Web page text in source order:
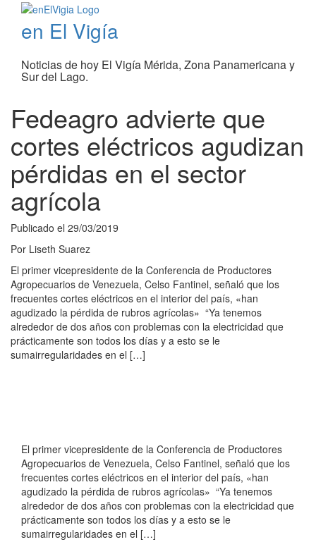
en El Vigía
Noticias de hoy El Vigía Mérida, Zona Panamericana y
Sur del Lago.
Fedeagro advierte que
cortes eléctricos agudizan
pérdidas en el sector
agrícola
Publicado el 29/03/2019
Por Liseth Suarez
El primer vicepresidente de la Conferencia de Productores
Agropecuarios de Venezuela, Celso Fantinel, señaló que los
frecuentes cortes eléctricos en el interior del país, «han
agudizado la pérdida de rubros agrícolas» “Ya tenemos
alrededor de dos años con problemas con la electricidad que
prácticamente son todos los días y a esto se le
sumairregularidades en el […]
El primer vicepresidente de la Conferencia de Productores
Agropecuarios de Venezuela, Celso Fantinel, señaló que los
frecuentes cortes eléctricos en el interior del país, «han
agudizado la pérdida de rubros agrícolas» “Ya tenemos
alrededor de dos años con problemas con la electricidad que
prácticamente son todos los días y a esto se le
sumairregularidades en el […]